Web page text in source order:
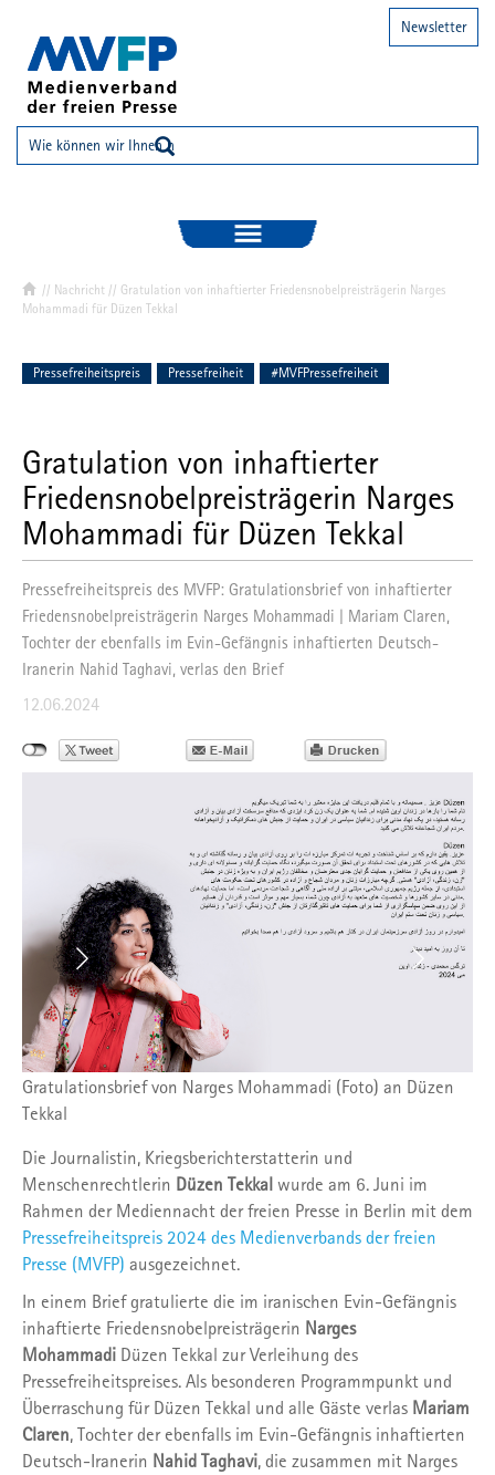
Newsletter
// Nachricht // Gratulation von inhaftierter Friedensnobelpreisträgerin Narges
Mohammadi für Düzen Tekkal
Pressefreiheitspreis Pressefreiheit #MVFPressefreiheit
Gratulation von inhaftierter
Friedensnobelpreisträgerin Narges
Mohammadi für Düzen Tekkal
Pressefreiheitspreis des MVFP: Gratulationsbrief von inhaftierter
Friedensnobelpreisträgerin Narges Mohammadi | Mariam Claren,
Tochter der ebenfalls im Evin-Gefängnis inhaftierten Deutsch-
Iranerin Nahid Taghavi, verlas den Brief
12.06.2024
Gratulationsbrief von Narges Mohammadi (Foto) an Düzen
Tekkal
Die Journalistin, Kriegsberichterstatterin und
Menschenrechtlerin Düzen Tekkal wurde am 6. Juni im
Rahmen der Mediennacht der freien Presse in Berlin mit dem
Pressefreiheitspreis 2024 des Medienverbands der freien
Presse (MVFP) ausgezeichnet.
In einem Brief gratulierte die im iranischen Evin-Gefängnis
inhaftierte Friedensnobelpreisträgerin Narges
Mohammadi Düzen Tekkal zur Verleihung des
Pressefreiheitspreises. Als besonderen Programmpunkt und
Überraschung für Düzen Tekkal und alle Gäste verlas Mariam
Claren, Tochter der ebenfalls im Evin-Gefängnis inhaftierten
Deutsch-Iranerin Nahid Taghavi, die zusammen mit Narges